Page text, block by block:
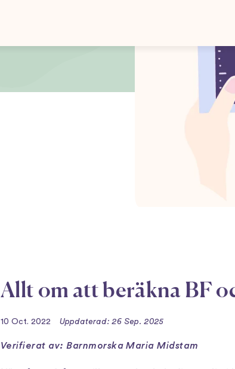
Allt om att beräkna BF
10 Oct. 2022 Uppdaterad: 26 Sep. 2025
Verifierat av: Barnmorska Maria Midstam